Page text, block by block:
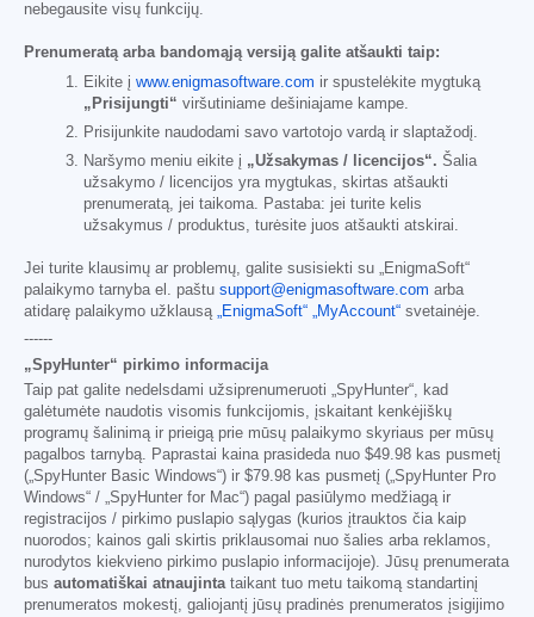
nebegausite visų funkcijų.
Prenumeratą arba bandomąją versiją galite atšaukti taip:
Eikite į www.enigmasoftware.com ir spustelėkite mygtuką
„Prisijungti“ viršutiniame dešiniajame kampe.
Prisijunkite naudodami savo vartotojo vardą ir slaptažodį.
Naršymo meniu eikite į „Užsakymas / licencijos“. Šalia
užsakymo / licencijos yra mygtukas, skirtas atšaukti
prenumeratą, jei taikoma. Pastaba: jei turite kelis
užsakymus / produktus, turėsite juos atšaukti atskirai.
Jei turite klausimų ar problemų, galite susisiekti su „EnigmaSoft“
palaikymo tarnyba el. paštu support@enigmasoftware.com arba
atidarę palaikymo užklausą „EnigmaSoft“ „MyAccount“ svetainėje.
------
„SpyHunter“ pirkimo informacija
Taip pat galite nedelsdami užsiprenumeruoti „SpyHunter“, kad
galėtumėte naudotis visomis funkcijomis, įskaitant kenkėjiškų
programų šalinimą ir prieigą prie mūsų palaikymo skyriaus per mūsų
pagalbos tarnybą. Paprastai kaina prasideda nuo $49.98 kas pusmetį
(„SpyHunter Basic Windows“) ir $79.98 kas pusmetį („SpyHunter Pro
Windows“ / „SpyHunter for Mac“) pagal pasiūlymo medžiagą ir
registracijos / pirkimo puslapio sąlygas (kurios įtrauktos čia kaip
nuorodos; kainos gali skirtis priklausomai nuo šalies arba reklamos,
nurodytos kiekvieno pirkimo puslapio informacijoje). Jūsų prenumerata
bus automatiškai atnaujintataikant tuo metu taikomą standartinį
prenumeratos mokestį, galiojantį jūsų pradinės prenumeratos įsigijimo